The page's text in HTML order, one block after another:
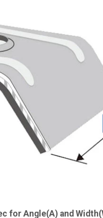
for Angle(A) and